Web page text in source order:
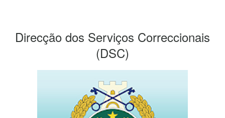
Direcção dos Serviços Correccionais
(DSC)